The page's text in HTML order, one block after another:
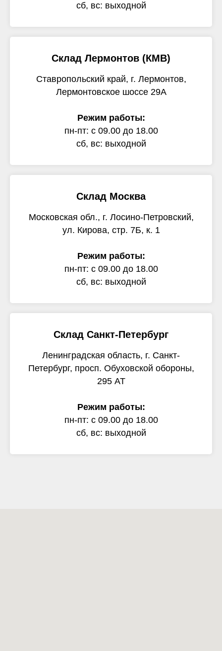
сб, вс: выходной
Склад Лермонтов (КМВ)
Ставропольский край, г. Лермонтов,
Лермонтовское шоссе 29А
Режим работы:
пн-пт: с 09.00 до 18.00
сб, вс: выходной
Склад Москва
Московская обл., г. Лосино-Петровский,
ул. Кирова, стр. 7Б, к. 1
Режим работы:
пн-пт: с 09.00 до 18.00
сб, вс: выходной
Склад Санкт-Петербург
Ленинградская область, г. Санкт-
Петербург, просп. Обуховской обороны,
295 АТ
Режим работы:
пн-пт: с 09.00 до 18.00
сб, вс: выходной